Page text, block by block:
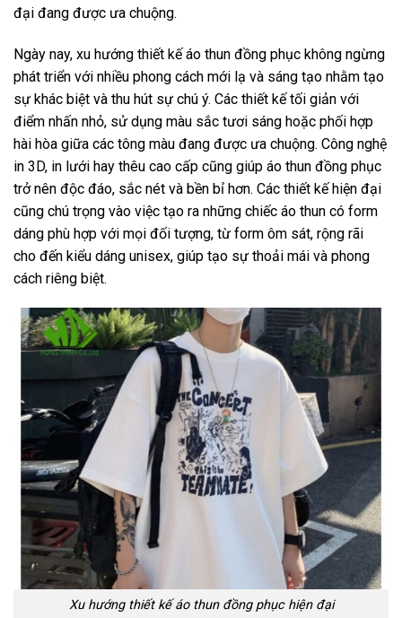
đại đang được ưa chuộng.
Ngày nay, xu hướng thiết kế áo thun đồng phục không ngừng
phát triển với nhiều phong cách mới lạ và sáng tạo nhằm tạo
sự khác biệt và thu hút sự chú ý. Các thiết kế tối giản với
điểm nhấn nhỏ, sử dụng màu sắc tươi sáng hoặc phối hợp
hài hòa giữa các tông màu đang được ưa chuộng. Công nghệ
in 3D, in lưới hay thêu cao cấp cũng giúp áo thun đồng phục
trở nên độc đáo, sắc nét và bền bỉ hơn. Các thiết kế hiện đại
cũng chú trọng vào việc tạo ra những chiếc áo thun có form
dáng phù hợp với mọi đối tượng, từ form ôm sát, rộng rãi
cho đến kiểu dáng unisex, giúp tạo sự thoải mái và phong
cách riêng biệt.
Xu hướng thiết kế áo thun đồng phục hiện đại